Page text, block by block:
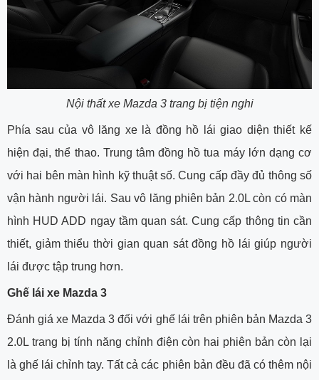
Nội thất xe Mazda 3 trang bị tiện nghi
Phía sau của vô lăng xe là đồng hồ lái giao diện thiết kế
hiện đại, thể thao. Trung tâm đồng hồ tua máy lớn dạng cơ
với hai bên màn hình kỹ thuật số. Cung cấp đầy đủ thông số
vận hành người lái. Sau vô lăng phiên bản 2.0L còn có màn
hình HUD ADD ngay tầm quan sát. Cung cấp thông tin cần
thiết, giảm thiểu thời gian quan sát đồng hồ lái giúp người
lái được tập trung hơn.
Ghế lái xe Mazda 3
Đánh giá xe Mazda 3 đối với ghế lái trên phiên bản Mazda 3
2.0L trang bị tính năng chỉnh điện còn hai phiên bản còn lại
là ghế lái chỉnh tay. Tất cả các phiên bản đều đã có thêm nội